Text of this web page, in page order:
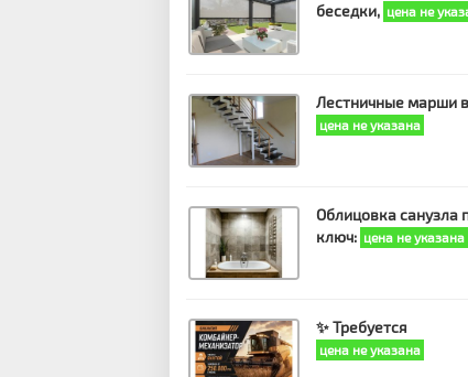
беседки, цена не
Лестничные марши в
цена не указана
Облицовка санузла
ключ: цена не указана
✨ Требуется
цена не указана